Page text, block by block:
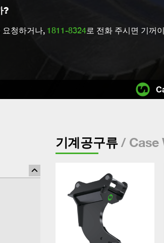
?
요청하거나, 1811-8324로 전화 주시면 기꺼
기계공구류/ Case